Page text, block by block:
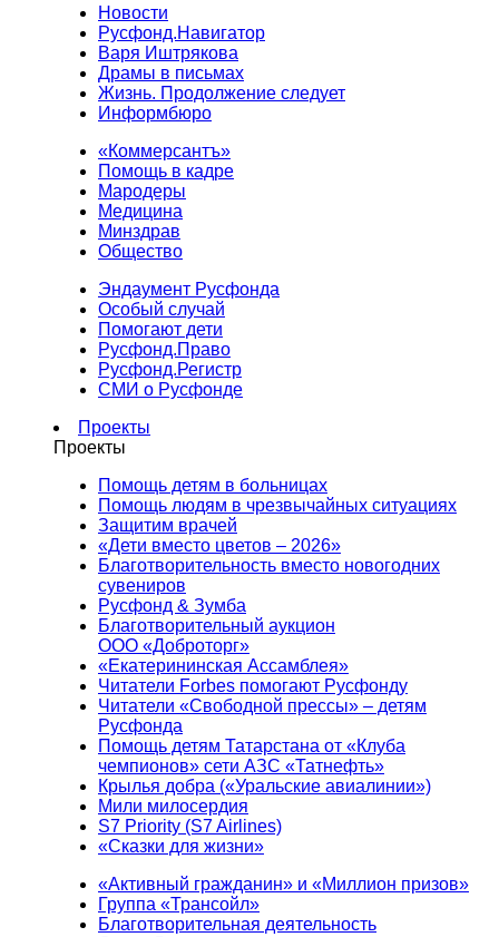
Новости
Русфонд.Навигатор
Варя Иштрякова
Драмы в письмах
Жизнь. Продолжение следует
Информбюро
«Коммерсантъ»
Помощь в кадре
Мародеры
Медицина
Минздрав
Общество
Эндаумент Русфонда
Особый случай
Помогают дети
Русфонд.Право
Русфонд.Регистр
СМИ о Русфонде
Проекты
Проекты
Помощь детям в больницах
Помощь людям в чрезвычайных ситуациях
Защитим врачей
«Дети вместо цветов – 2026»
Благотворительность вместо новогодних
сувениров
Русфонд & Зумба
Благотворительный аукцион
ООО «Доброторг»
«Екатерининская Ассамблея»
Читатели Forbes помогают Русфонду
Читатели «Свободной прессы» – детям
Русфонда
Помощь детям Татарстана от «Клуба
чемпионов» сети АЗС «Татнефть»
Крылья добра («Уральские авиалинии»)
Мили милосердия
S7 Priority (S7 Airlines)
«Сказки для жизни»
«Активный гражданин» и «Миллион призов»
Группа «Трансойл»
Благотворительная деятельность